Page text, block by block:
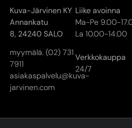
asiakaspalvelu@kuva-
jarvinen.com
24/7
© ALL RIGHTS RESERVED